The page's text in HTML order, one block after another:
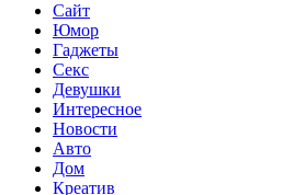
Сайт
Юмор
Гаджеты
Секс
Девушки
Интересное
Новости
Авто
Дом
Креатив